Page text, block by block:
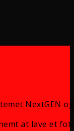
NextGEN
at lave et